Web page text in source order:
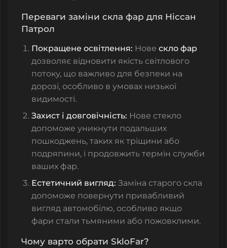
Переваги заміни скла фар для Ніссан
Патрол
Покращене освітлення: Нове скло фар
дозволяє відновити якість світлового
потоку, що важливо для безпеки на
дорозі, особливо в умовах низької
видимості.
Захист і довговічність: Нове стекло
допоможе уникнути подальших
пошкоджень, таких як тріщини або
подряпини, і продовжить термін служби
ваших фар.
Естетичний вигляд: Заміна старого скла
допоможе повернути привабливий
вигляд автомобілю, особливо якщо
фари стали тьмяними або пожовклими.
Чому варто обрати SkloFar?